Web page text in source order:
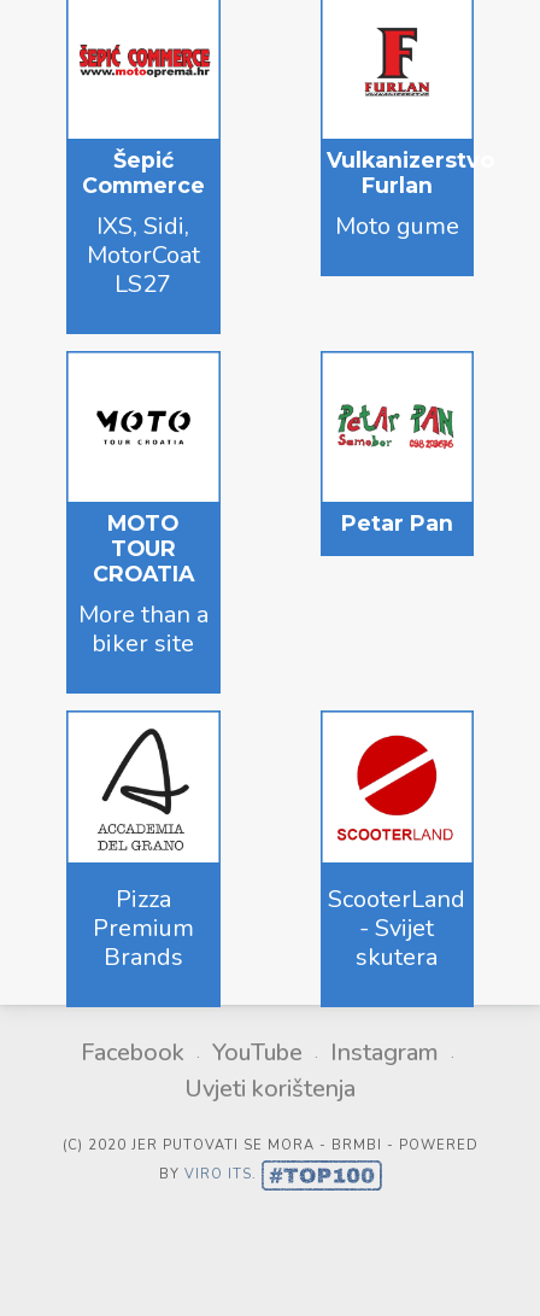
Šepić
Commerce
IXS, Sidi,
MotorCoat
LS27
Vulkanizerstvo
Furlan
Moto gume
MOTO
TOUR
CROATIA
More than a
biker site
Petar Pan
Pizza
Premium
Brands
ScooterLand
- Svijet
skutera
Facebook YouTube
Instagram
Uvjeti korištenja
(C) 2020 JER PUTOVATI SE MORA - BRMBI - POWERED
BY VIRO ITS.